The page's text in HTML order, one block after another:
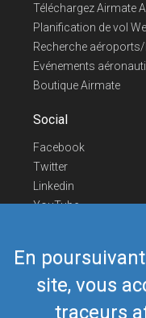
En
site, vous
traceurs
Téléchargez Airmate
Planification de vol
Recherche
Evénements
Boutique Airmate
Social
Facebook
Twitter
Linkedin
YouTube
Nous contacter
Téléphone Europe
Téléphone US/